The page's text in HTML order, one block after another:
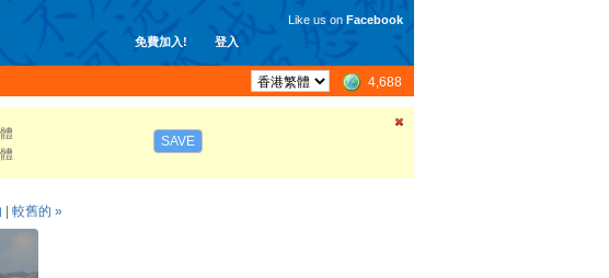
免費加入! 登入
Like us on Facebook
4,688
SAVE
較舊的 »